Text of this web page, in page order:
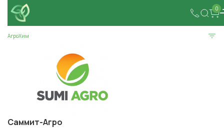
0
АгроХим
Саммит-Агро